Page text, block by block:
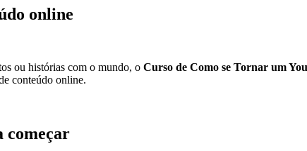
online
ou histórias com o mundo, o Curso de Como se Tornar um
conteúdo online.
começar